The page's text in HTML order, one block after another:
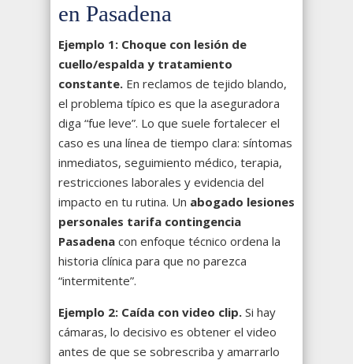
en Pasadena
Ejemplo 1: Choque con lesión de
cuello/espalda y tratamiento
constante. En reclamos de tejido blando,
el problema típico es que la aseguradora
diga “fue leve”. Lo que suele fortalecer el
caso es una línea de tiempo clara: síntomas
inmediatos, seguimiento médico, terapia,
restricciones laborales y evidencia del
impacto en tu rutina. Un abogado lesiones
personales tarifa contingencia
Pasadena con enfoque técnico ordena la
historia clínica para que no parezca
“intermitente”.
Ejemplo 2: Caída con video clip. Si hay
cámaras, lo decisivo es obtener el video
antes de que se sobrescriba y amarrarlo